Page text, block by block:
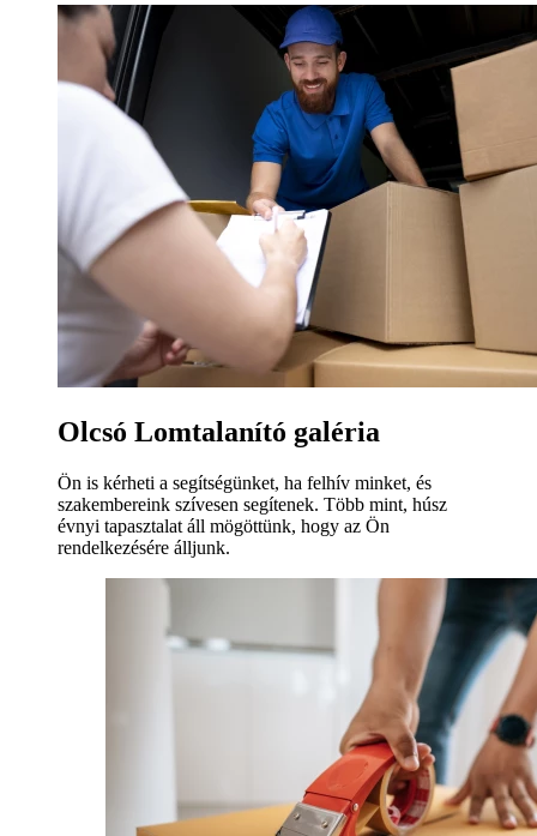
Olcsó Lomtalanító galéria
Ön is kérheti a segítségünket, ha felhív minket, és
szakembereink szívesen segítenek. Több mint, húsz
évnyi tapasztalat áll mögöttünk, hogy az Ön
rendelkezésére álljunk.